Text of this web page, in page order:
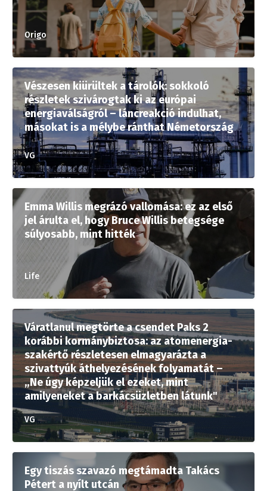
Origo
Vészesen kiürültek a tárolók: sokkoló
részletek szivárogtak ki az európai
energiaválságról – láncreakció indulhat,
másokat is a mélybe ránthat Németország
VG
Emma Willis megrázó vallomása: ez az első
jel árulta el, hogy Bruce Willis betegsége
súlyosabb, mint hitték
Life
Váratlanul megtörte a csendet Paks 2
korábbi kormánybiztosa: az atomenergia-
szakértő részletesen elmagyarázta a
szivattyúk áthelyezésének folyamatát –
„Ne úgy képzeljük el ezeket, mint
amilyeneket a barkácsüzletben látunk"
VG
Egy tiszás szavazó megtámadta Takács
Pétert a nyílt utcán